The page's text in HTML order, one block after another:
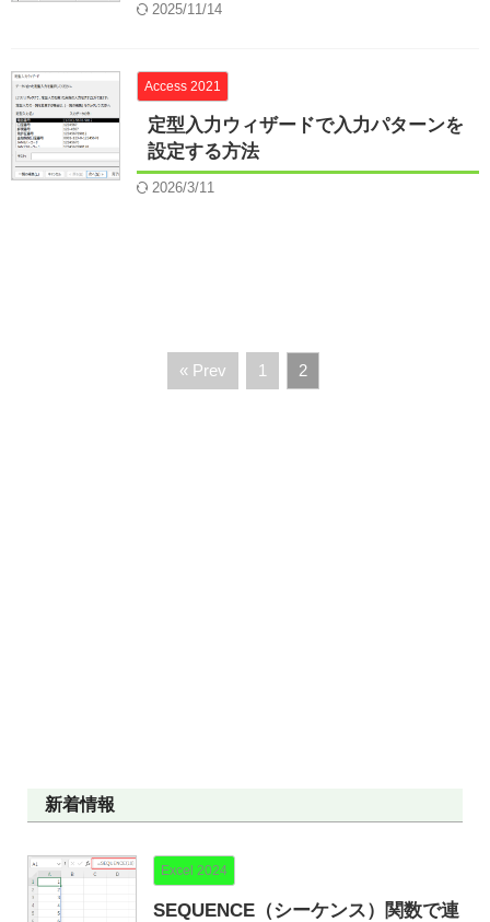
2025/11/14
Access 2021
定型入力ウィザードで入力パターンを
設定する方法
2026/3/11
« Prev 1 2
新着情報
Excel 2024
SEQUENCE（シーケンス）関数で連